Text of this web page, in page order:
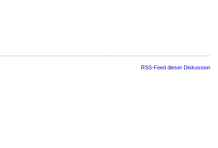
RSS-Feed dieser Diskussion